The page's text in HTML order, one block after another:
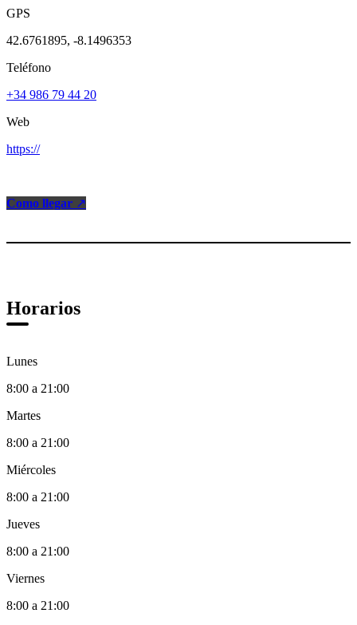
GPS
42.6761895, -8.1496353
Teléfono
+34 986 79 44 20
Web
https://
Como llegar ↗
Horarios
Lunes
8:00 a 21:00
Martes
8:00 a 21:00
Miércoles
8:00 a 21:00
Jueves
8:00 a 21:00
Viernes
8:00 a 21:00